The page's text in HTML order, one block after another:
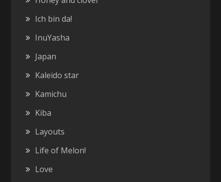
Ich bin da!
InuYasha
Japan
Kaleido star
Kamichu
Kiba
Layouts
Life of Melon!
Love